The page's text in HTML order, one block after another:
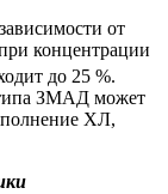
от
концентрации
до 25 %.
ЗМАД может
ХЛ,